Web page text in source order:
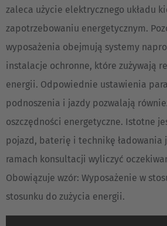
zaleca użycie elektrycznego układu
zapotrzebowaniu energetycznym.
wyposażenia obejmują systemy
instalacje ochronne, które zużywają
energii. Odpowiednie ustawienia
podnoszenia i jazdy pozwalają
oszczędności energetyczne. Istotne
pojazd, baterię i technikę ładowania
ramach konsultacji wyliczyć
Obowiązuje wzór: Wyposażenie w
stosunku do zużycia energii.